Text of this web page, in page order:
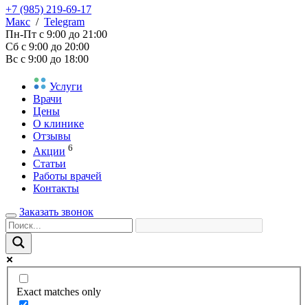
+7 (985) 219-69-17
Макс / Telegram
Пн-Пт с 9:00 до 21:00
Сб с 9:00 до 20:00
Вс с 9:00 до 18:00
Услуги
Врачи
Цены
О клинике
Отзывы
Акции 6
Статьи
Работы врачей
Контакты
Заказать звонок
Exact matches only